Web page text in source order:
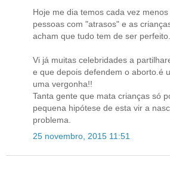
Hoje me dia temos cada vez
pessoas com "atrasos" e as
acham que tudo tem de ser perfeito.
Vi já muitas celebridades a
e que depois defendem o aborto.é
uma vergonha!!
Tanta gente que mata crianças só
pequena hipótese de esta vir a
problema.
25 novembro, 2015 11:51